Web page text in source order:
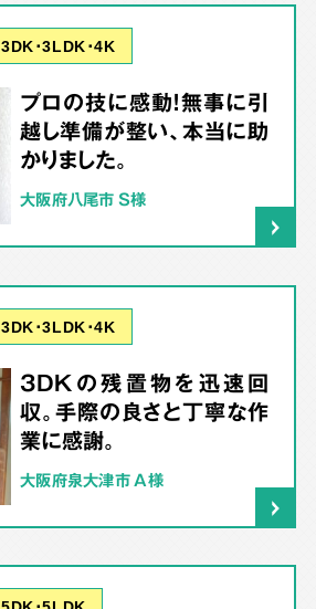
3DK･3LDK･4K
プロの技に感動！無事に引
越し準備が整い、本当に助
かりました。
大阪府八尾市 S様
3DK･3LDK･4K
3DKの残置物を迅速回
収。手際の良さと丁寧な作
業に感謝。
大阪府泉大津市 A様